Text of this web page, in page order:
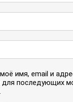
имя, email и
для последующих